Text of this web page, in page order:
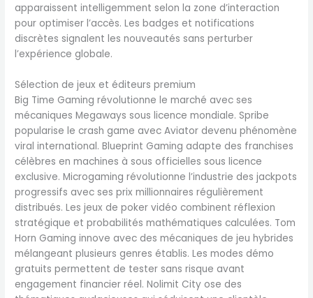
apparaissent intelligemment selon la zone d’interaction
pour optimiser l’accès. Les badges et notifications
discrètes signalent les nouveautés sans perturber
l’expérience globale.
Sélection de jeux et éditeurs premium
Big Time Gaming révolutionne le marché avec ses
mécaniques Megaways sous licence mondiale. Spribe
popularise le crash game avec Aviator devenu phénomène
viral international. Blueprint Gaming adapte des franchises
célèbres en machines à sous officielles sous licence
exclusive. Microgaming révolutionne l’industrie des jackpots
progressifs avec ses prix millionnaires régulièrement
distribués. Les jeux de poker vidéo combinent réflexion
stratégique et probabilités mathématiques calculées. Tom
Horn Gaming innove avec des mécaniques de jeu hybrides
mélangeant plusieurs genres établis. Les modes démo
gratuits permettent de tester sans risque avant
engagement financier réel. Nolimit City ose des